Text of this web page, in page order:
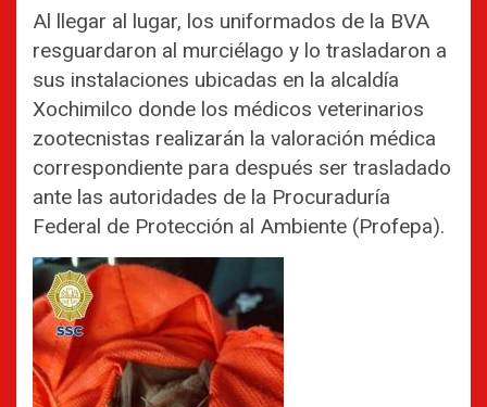
Al llegar al lugar, los uniformados de la BVA
resguardaron al murciélago y lo trasladaron a
sus instalaciones ubicadas en la alcaldía
Xochimilco donde los médicos veterinarios
zootecnistas realizarán la valoración médica
correspondiente para después ser trasladado
ante las autoridades de la Procuraduría
Federal de Protección al Ambiente (Profepa).